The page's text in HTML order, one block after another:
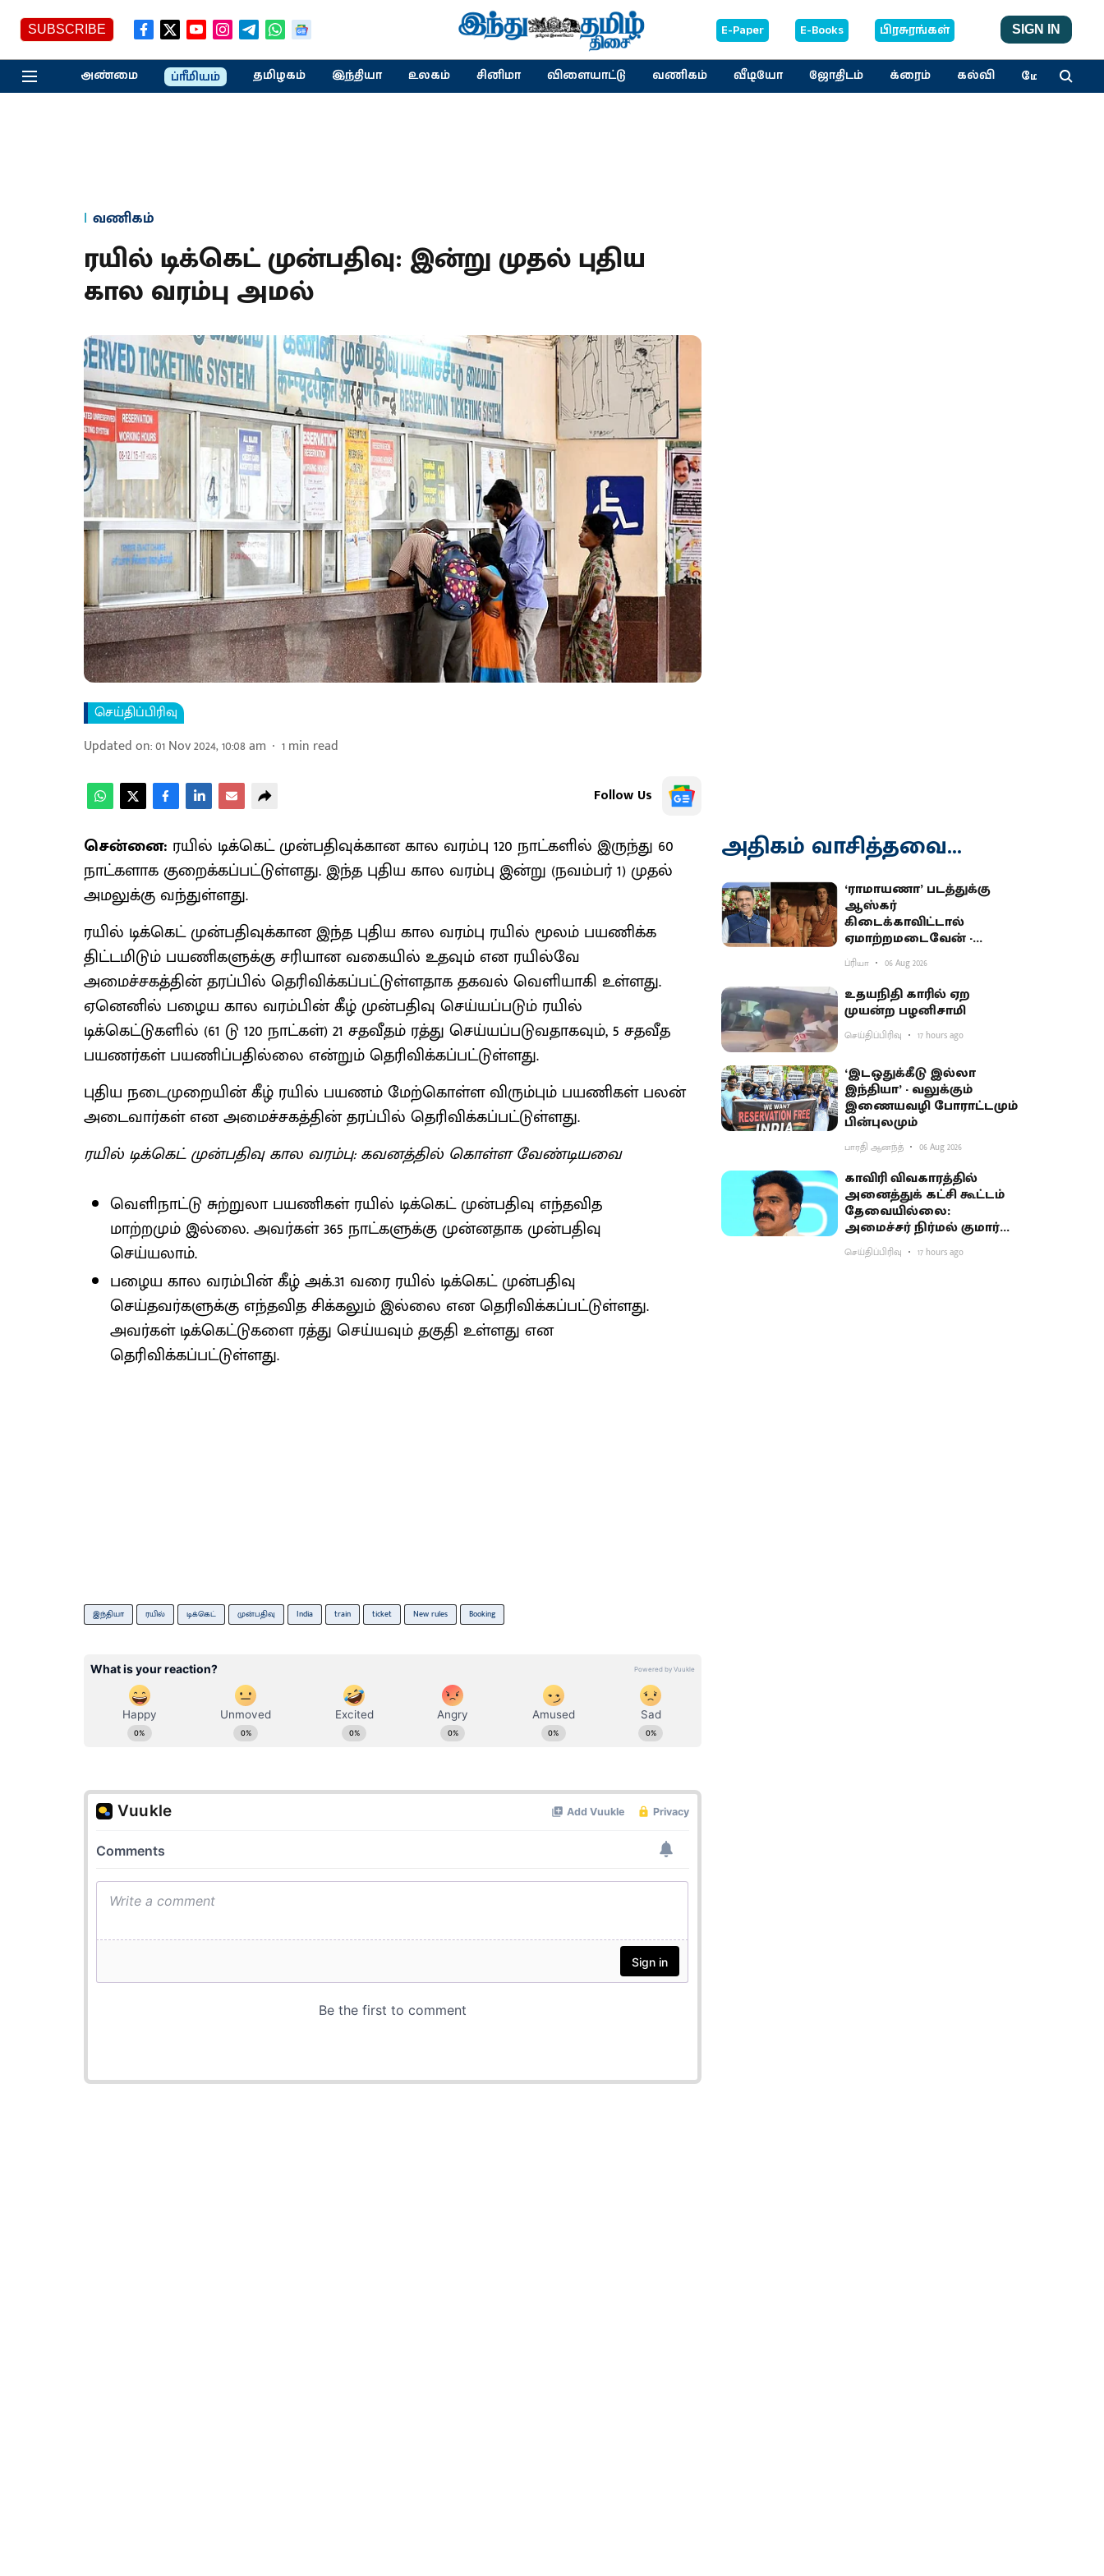
SUBSCRIBE E-Paper E-Books பிரசுரங்கள் SIGN IN
அண்மை ப்ரீமியம் தமிழகம் இந்தியா உலகம் சினிமா விளையாட்டு வணிகம் வீடியோ ஜோதிடம் க்ரைம் கல்வி மேலும்
வணிகம்
ரயில் டிக்கெட் முன்பதிவு: இன்று முதல் புதிய
கால வரம்பு அமல்
செய்திப்பிரிவு
Updated on:01 Nov 2024, 10:08 am 1min read
Follow Us
சென்னை: ரயில் டிக்கெட் முன்பதிவுக்கான கால வரம்பு 120 நாட்களில் இருந்து 60
நாட்களாக குறைக்கப்பட்டுள்ளது. இந்த புதிய கால வரம்பு இன்று (நவம்பர் 1) முதல்
அமலுக்கு வந்துள்ளது.
ரயில் டிக்கெட் முன்பதிவுக்கான இந்த புதிய கால வரம்பு ரயில் மூலம் பயணிக்க
திட்டமிடும் பயணிகளுக்கு சரியான வகையில் உதவும் என ரயில்வே
அமைச்சகத்தின் தரப்பில் தெரிவிக்கப்பட்டுள்ளதாக தகவல் வெளியாகி உள்ளது.
ஏனெனில் பழைய கால வரம்பின் கீழ் முன்பதிவு செய்யப்படும் ரயில்
டிக்கெட்டுகளில் (61 டு 120 நாட்கள்) 21 சதவீதம் ரத்து செய்யப்படுவதாகவும், 5 சதவீத
பயணர்கள் பயணிப்பதில்லை என்றும் தெரிவிக்கப்பட்டுள்ளது.
புதிய நடைமுறையின் கீழ் ரயில் பயணம் மேற்கொள்ள விரும்பும் பயணிகள் பலன்
அடைவார்கள் என அமைச்சகத்தின் தரப்பில் தெரிவிக்கப்பட்டுள்ளது.
ரயில் டிக்கெட் முன்பதிவு கால வரம்பு: கவனத்தில் கொள்ள வேண்டியவை
வெளிநாட்டு சுற்றுலா பயணிகள் ரயில் டிக்கெட் முன்பதிவு எந்தவித
மாற்றமும் இல்லை. அவர்கள் 365 நாட்களுக்கு முன்னதாக முன்பதிவு
செய்யலாம்.
பழைய கால வரம்பின் கீழ் அக்.31 வரை ரயில் டிக்கெட் முன்பதிவு
செய்தவர்களுக்கு எந்தவித சிக்கலும் இல்லை என தெரிவிக்கப்பட்டுள்ளது.
அவர்கள் டிக்கெட்டுகளை ரத்து செய்யவும் தகுதி உள்ளது என
தெரிவிக்கப்பட்டுள்ளது.
இந்தியா ரயில் டிக்கெட் முன்பதிவு India train ticket New rules Booking
அதிகம் வாசித்தவை...
‘ராமாயணா’ படத்துக்கு
ஆஸ்கர்
கிடைக்காவிட்டால்
ஏமாற்றமடைவேன் -
மகாராஷ்டிர முதல்வர்
பகிர்வு
ப்ரியா 06 Aug 2026
உதயநிதி காரில் ஏற
முயன்ற பழனிசாமி
செய்திப்பிரிவு 17 hours ago
‘இடஒதுக்கீடு இல்லா
இந்தியா’ - வலுக்கும்
இணையவழி போராட்டமும்
பின்புலமும்
பாரதி ஆனந்த் 06 Aug 2026
காவிரி விவகாரத்தில்
அனைத்துக் கட்சி கூட்டம்
தேவையில்லை:
அமைச்சர் நிர்மல் குமார்
விளக்கம்
செய்திப்பிரிவு 17 hours ago